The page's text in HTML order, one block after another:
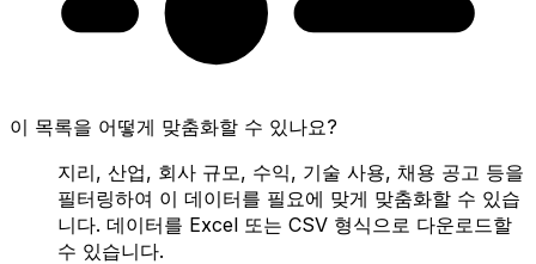
이 목록을 어떻게 맞춤화할 수 있나요?
지리, 산업, 회사 규모, 수익, 기술 사용, 채용 공고 등을
필터링하여 이 데이터를 필요에 맞게 맞춤화할 수 있습
니다. 데이터를 Excel 또는 CSV 형식으로 다운로드할
수 있습니다.